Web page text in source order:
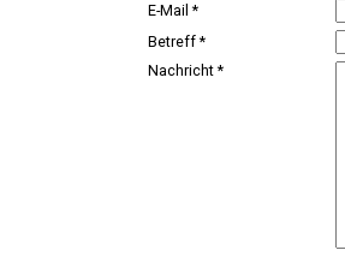
E-Mail *
Betreff *
Nachricht *